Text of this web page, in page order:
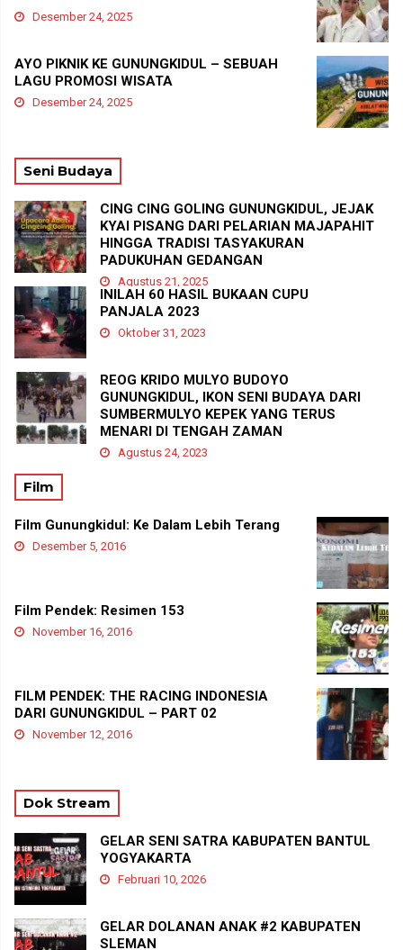
Desember 24, 2025
AYO PIKNIK KE GUNUNGKIDUL – SEBUAH
LAGU PROMOSI WISATA
Desember 24, 2025
Seni Budaya
CING CING GOLING GUNUNGKIDUL, JEJAK
KYAI PISANG DARI PELARIAN MAJAPAHIT
HINGGA TRADISI TASYAKURAN
PADUKUHAN GEDANGAN
Agustus 21, 2025
INILAH 60 HASIL BUKAAN CUPU
PANJALA 2023
Oktober 31, 2023
REOG KRIDO MULYO BUDOYO
GUNUNGKIDUL, IKON SENI BUDAYA DARI
SUMBERMULYO KEPEK YANG TERUS
MENARI DI TENGAH ZAMAN
Agustus 24, 2023
Film
Film Gunungkidul: Ke Dalam Lebih Terang
Desember 5, 2016
Film Pendek: Resimen 153
November 16, 2016
FILM PENDEK: THE RACING INDONESIA
DARI GUNUNGKIDUL – PART 02
November 12, 2016
Dok Stream
GELAR SENI SATRA KABUPATEN BANTUL
YOGYAKARTA
Februari 10, 2026
GELAR DOLANAN ANAK #2 KABUPATEN
SLEMAN